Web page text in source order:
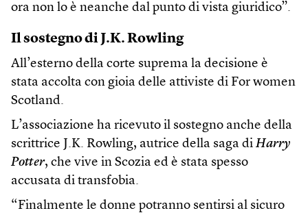
ora non lo è neanche dal punto di vista giuridico”.
Il sostegno di J.K. Rowling
All’esterno della corte suprema la decisione è
stata accolta con gioia delle attiviste di For women
Scotland.
L’associazione ha ricevuto il sostegno anche della
scrittrice J.K. Rowling, autrice della saga di Harry
Potter, che vive in Scozia ed è stata spesso
accusata di transfobia.
“Finalmente le donne potranno sentirsi al sicuro